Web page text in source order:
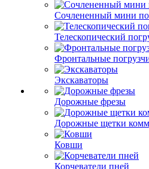
Сочлененный мини
Телескопический
Фронтальные
Экскаваторы
Дорожные фрезы
Дорожные щетки
Ковши
Корчеватели пней